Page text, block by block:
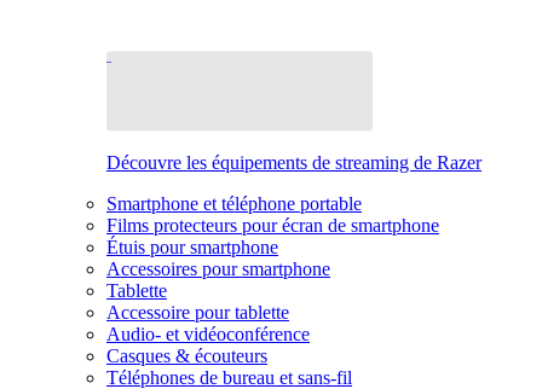
Découvre les équipements de streaming de Razer
Smartphone et téléphone portable
Films protecteurs pour écran de smartphone
Étuis pour smartphone
Accessoires pour smartphone
Tablette
Accessoire pour tablette
Audio- et vidéoconférence
Casques & écouteurs
Téléphones de bureau et sans-fil